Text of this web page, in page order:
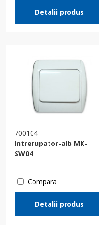
Detalii produs
700104
Intrerupator-alb MK-
SW04
Compara
Detalii produs